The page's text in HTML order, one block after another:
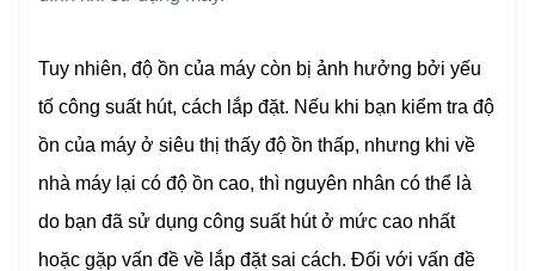
Tuy nhiên, độ ồn của máy còn bị ảnh hưởng bởi yếu
tố công suất hút, cách lắp đặt. Nếu khi bạn kiểm tra độ
ồn của máy ở siêu thị thấy độ ồn thấp, nhưng khi về
nhà máy lại có độ ồn cao, thì nguyên nhân có thể là
do bạn đã sử dụng công suất hút ở mức cao nhất
hoặc gặp vấn đề về lắp đặt sai cách. Đối với vấn đề